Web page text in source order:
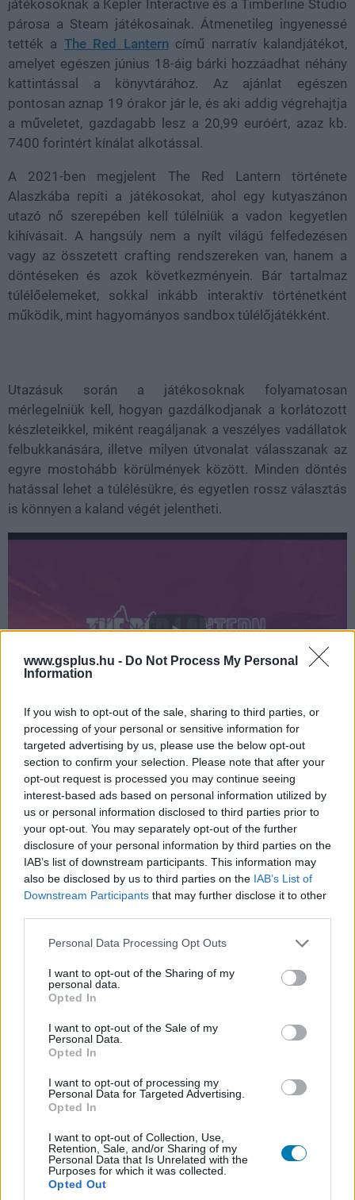
www.gsplus.hu - Do Not Process My Personal
Information
If you wish to opt-out of the sale, sharing to third parties, or
processing of your personal or sensitive information for
targeted advertising by us, please use the below opt-out
section to confirm your selection. Please note that after your
opt-out request is processed you may continue seeing
interest-based ads based on personal information utilized by
us or personal information disclosed to third parties prior to
your opt-out. You may separately opt-out of the further
disclosure of your personal information by third parties on the
IAB’s list of downstream participants. This information may
also be disclosed by us to third parties on the IAB’s List of
Downstream Participants that may further disclose it to other
Please note that this website/app uses one or more Google
not limited to your visit or usage behaviour. You may click to
grant or deny consent to Google and its third-party tags to
use your data for below specified purposes in below Google
consent section.
Personal Data Processing Opt Outs
I want to opt-out of the Sharing of my
personal data.
Opted In
I want to opt-out of the Sale of my
Personal Data.
Opted In
I want to opt-out of processing my
Personal Data for Targeted Advertising.
Opted In
I want to opt-out of Collection, Use,
Retention, Sale, and/or Sharing of my
Personal Data that Is Unrelated with the
Purposes for which it was collected.
Opted Out
játékosoknak a Kepler Interactive és a Timberline Studio
párosa a Steam játékosainak. Átmenetileg ingyenessé
tették a The Red Lanterncímű narratív kalandjátékot,
amelyet egészen június 18-áig bárki hozzáadhat néhány
kattintással a könyvtárához. Az ajánlat egészen
pontosan aznap 19 órakor jár le, és aki addig végrehajtja
a műveletet, gazdagabb lesz a 20,99 euróért, azaz kb.
7400 forintért kínálat alkotással.
A 2021-ben megjelent The Red Lantern története
Alaszkába repíti a játékosokat, ahol egy kutyaszánon
utazó nő szerepében kell túlélniük a vadon kegyetlen
kihívásait. A hangsúly nem a nyílt világú felfedezésen
vagy az összetett crafting rendszereken van, hanem a
döntéseken és azok következményein. Bár tartalmaz
túlélőelemeket, sokkal inkább interaktív történetként
működik, mint hagyományos sandbox túlélőjátékként.
Utazásuk során a játékosoknak folyamatosan
mérlegelniük kell, hogyan gazdálkodjanak a korlátozott
készleteikkel, miként reagáljanak a veszélyes vadállatok
felbukkanására, illetve milyen útvonalat válasszanak az
egyre mostohább körülmények között. Minden döntés
hatással lehet a túlélésükre, és egyetlen rossz választás
is könnyen a kaland végét jelentheti.
A kudarc ugyan a játék természetes része, de minden
sikertelen próbálkozásból tanulhatnak valamit. Az újabb
végigjátszások során egyre több információ birtokában
vághatnak neki az alaszkai vadonnak, ami jelentősen
növeli az újrajátszhatóságot. Jóllehet, egyetlen
végigjátszás nem különösebben hosszú, a különböző
döntési lehetőségek és alternatív útvonalak miatt bőven
marad ok a visszatérésre.
akit a legtöbben az Aloy karakterét életre keltő
színésznőként ismerhetnek a Horizon-sorozatból. Az ő
alakítása tovább erősíti a játék személyes és
Azoknak, akik szeretik a nyugodtabb tempójú,
történetvezérelt kalandokat, miközben nem riadnak
vissza néhány nehéz döntéstől sem, érdemes élniük a
lehetőséggel. A The Red Lantern ugyanis pontosan az a
költségvetésű megjelenések árnyékában, pedig sokak
számára emlékezetesebb élményt nyújthat, mint számos
látványosabb blockbuster.